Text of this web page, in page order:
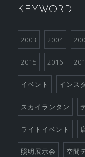
KEYWORD
2003 2004
2015 2016
イベント インス
スカイランタン
ライトイベント
照明展示会 空間